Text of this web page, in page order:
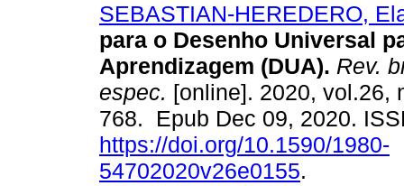
SEBASTIAN-HEREDERO,
para o Desenho Universal
Aprendizagem (DUA). Rev.
espec. [online]. 2020, vol.26,
768. Epub Dec 09, 2020.
https://doi.org/10.1590/1980-
54702020v26e0155.